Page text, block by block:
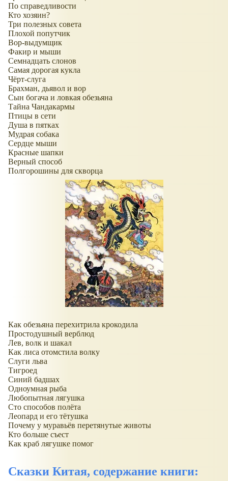
По справедливости
Кто хозяин?
Три полезных совета
Плохой попутчик
Вор-выдумщик
Факир и мыши
Семнадцать слонов
Самая дорогая кукла
Чёрт-слуга
Брахман, дьявол и вор
Сын богача и ловкая обезьяна
Тайна Чандакармы
Птицы в сети
Душа в пятках
Мудрая собака
Сердце мыши
Красные шапки
Верный способ
Полгорошины для скворца
Как обезьяна перехитрила крокодила
Простодушный верблюд
Лев, волк и шакал
Как лиса отомстила волку
Слуги льва
Тигроед
Синий бадшах
Одноумная рыба
Любопытная лягушка
Сто способов полёта
Леопард и его тётушка
Почему у муравьёв перетянутые животы
Кто больше съест
Как краб лягушке помог
Сказки Китая, содержание книги: